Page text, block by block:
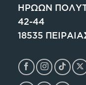
ΗΡΩΩΝ
42-44
18535